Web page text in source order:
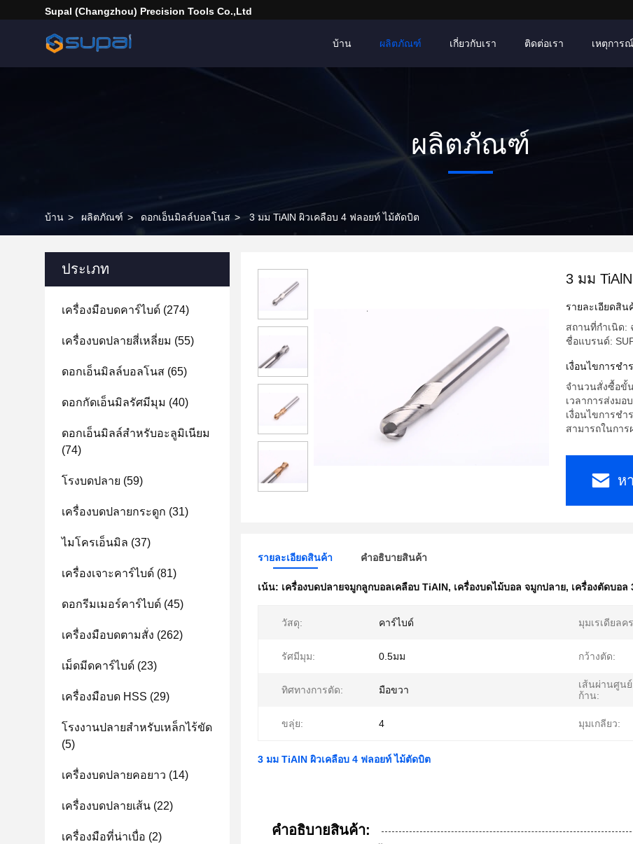
Supal (Changzhou) Precision Tools Co.,Ltd
บ้าน ผลิตภัณฑ์ เกี่ยวกับเรา ติดต่อเรา เหตุการ
ผลิตภัณฑ์
บ้าน > ผลิตภัณฑ์ > ดอกเอ็นมิลล์บอลโนส > 3 มม TiAlN ผิวเคลือบ 4 ฟลอยท์ ไม้ตัดบิต
ประเภท
เครื่องมือบดคาร์ไบด์ (274)
เครื่องบดปลายสี่เหลี่ยม (55)
ดอกเอ็นมิลล์บอลโนส (65)
ดอกกัดเอ็นมิลรัศมีมุม (40)
ดอกเอ็นมิลล์สำหรับอะลูมิเนียม
(74)
โรงบดปลาย (59)
เครื่องบดปลายกระดูก (31)
ไมโครเอ็นมิล (37)
เครื่องเจาะคาร์ไบด์ (81)
ดอกรีมเมอร์คาร์ไบด์ (45)
เครื่องมือบดตามสั่ง (262)
เม็ดมีดคาร์ไบด์ (23)
เครื่องมือบด HSS (29)
โรงงานปลายสําหรับเหล็กไร้ขัด
(5)
เครื่องบดปลายคอยาว (14)
เครื่องบดปลายเส้น (22)
เครื่องมือที่น่าเบื่อ (2)
3 มม
รายละเอียดสิน
สถานที่กำเนิด:
ชื่อแบรนด์:
เงื่อนไขการชำ
จำนวนสั่งซื้อขั้
เวลาการส่งมอ
เงื่อนไขการชำ
สามารถในกา
ห
รายละเอียดสินค้า คําอธิบายสินค้า
เน้น: เครื่องบดปลายจมูกลูกบอลเคลือบ TiAlN, เครื่องบดไม้บอล จมูกปลาย, เครื่องตัดบอล
วัสดุ: คาร์ไบด์ มุมเรเดียลค
รัศมีมุม: 0.5มม กว้างตัด:
ทิศทางการตัด: มือขวา
เส้นผ่านศูน
ก้าน:
ขลุ่ย: 4 มุมเกลียว:
3 มม TiAlN ผิวเคลือบ 4 ฟลอยท์ ไม้ตัดบิต
คําอธิบายสินค้า: